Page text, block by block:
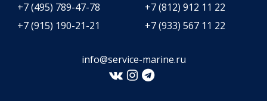
+7 (495) 789-47-78
+7 (812) 912 11 22
+7 (915) 190-21-21
+7 (933) 567 11 22
info@service-marine.ru​​